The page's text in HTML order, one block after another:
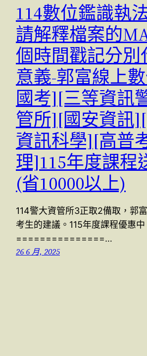
114數位鑑識執
請解釋檔案的
個時間戳記分別
意義-郭富線上
國考][三等資訊
管所][國安資訊
資訊科學][高普
理]115年度課程
(省10000以上)
114警大資管所3正取2備取，郭
考生的建議。115年度課程優惠中
===============…
26 6 月, 2025